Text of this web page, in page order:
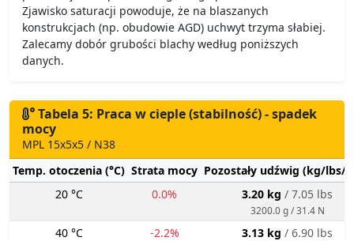
Zjawisko saturacji powoduje, że na blaszanych
konstrukcjach (np. obudowie AGD) uchwyt trzyma słabiej.
Zalecamy dobór grubości blachy według poniższych
danych.
Tabela 5: Praca w cieple (stabilność) - spadek
mocy
MPL 15x5x5 / N38
Temp. otoczenia (°C) Strata mocy Pozostały udźwig (kg/lbs/
20 °C
0.0% 3.20 kg / 7.05 lbs
3200.0 g / 31.4 N
40 °C -2.2% 3.13 kg / 6.90 lbs